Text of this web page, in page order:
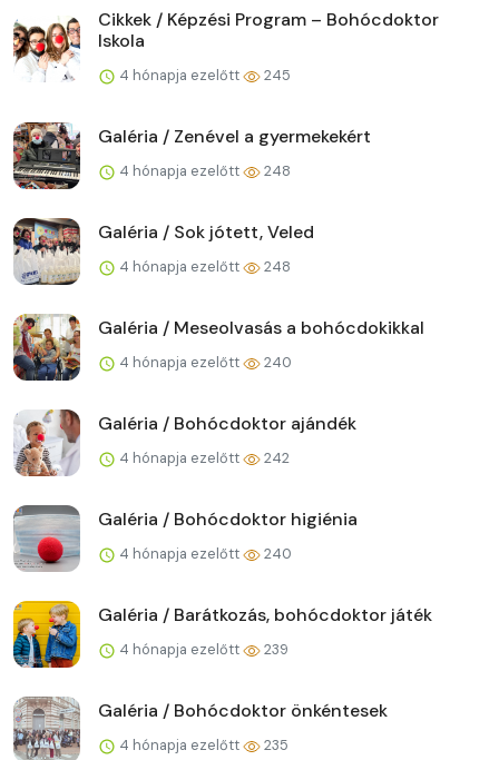
Cikkek / Képzési Program – Bohócdoktor
Iskola
4 hónapja ezelőtt 245
Galéria / Zenével a gyermekekért
4 hónapja ezelőtt 248
Galéria / Sok jótett, Veled
4 hónapja ezelőtt 248
Galéria / Meseolvasás a bohócdokikkal
4 hónapja ezelőtt 240
Galéria / Bohócdoktor ajándék
4 hónapja ezelőtt 242
Galéria / Bohócdoktor higiénia
4 hónapja ezelőtt 240
Galéria / Barátkozás, bohócdoktor játék
4 hónapja ezelőtt 239
Galéria / Bohócdoktor önkéntesek
4 hónapja ezelőtt 235